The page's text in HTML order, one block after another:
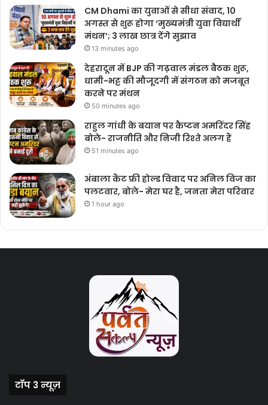
CM Dhami का युवाओं से सीधा संवाद, 10
अगस्त से शुरू होगा ‘मुख्यमंत्री युवा विद्यार्थी
मंथन’; 3 लाख छात्र देंगे सुझाव
13 minutes ago
देहरादून में BJP की गढ़वाल मंडल बैठक शुरू,
धामी-भट्ट की मौजूदगी में संगठन को मजबूत
करने पर मंथन
50 minutes ago
राहुल गांधी के बयान पर कैप्टन अमरिंदर सिंह
बोले- राजनीति और निजी रिश्ते अलग हैं
51 minutes ago
अंबाला कैंट फ्री होल्ड विवाद पर अनिल विज का
पलटवार, बोले- मेरा घर है, जनता मेरा परिवार
1 hour ago
टॉप 3 न्यूज़